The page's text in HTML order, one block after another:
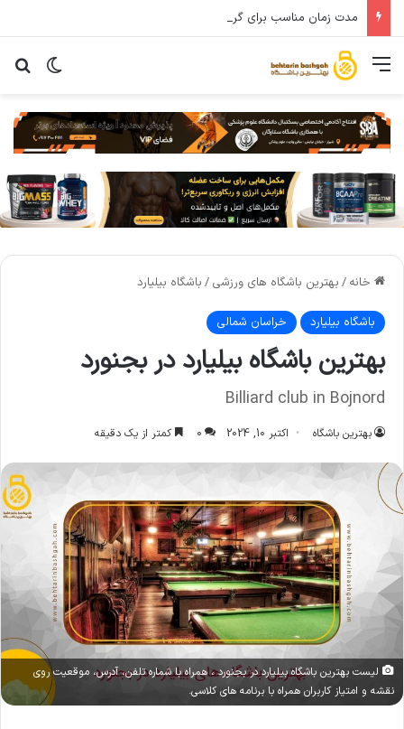
مدت زمان مناسب برای گرم کردن بدن پیش از تمرین چقدر هست؟
خانه / بهترین باشگاه های ورزشی / باشگاه بیلیارد
باشگاه بیلیارد خراسان شمالی
بهترین باشگاه بیلیارد در بجنورد
Billiard club in Bojnord
بهترین باشگاه اکتبر 10, 2024 0 کمتر از یک دقیقه
لیست بهترین باشگاه بیلیارد در بجنورد ، همراه با شماره تلفن، آدرس، موقعیت روی
نقشه و امتیاز کاربران همراه با برنامه های کلاسی.